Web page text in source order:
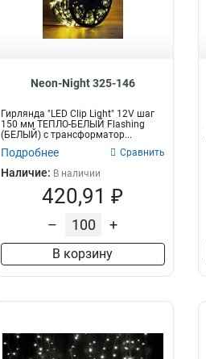
50см 11
Neon-Night 325-146
Гирлянда "LED Clip Light" 12V шаг
150 мм ТЕПЛО-БЕЛЫЙ Flashing
(БЕЛЫЙ) с трансформатор...
Подробнее Сравнить
Наличие: В наличии
420,91 ₽
– +
В корзину